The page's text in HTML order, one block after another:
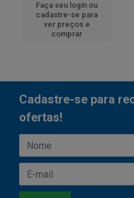
Faça seu login ou
cadastre-se para
ver preços e
comprar
Cadastre-se para
ofertas!